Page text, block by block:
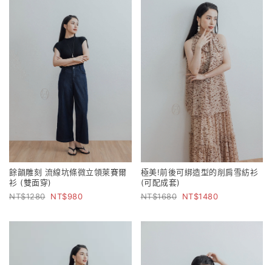
餘韻雕刻 流線坑條微立領萊賽爾
衫 (雙面穿)
1280
980
極美!前後可綁造型的削肩雪紡衫
(可配成套)
1680
1480